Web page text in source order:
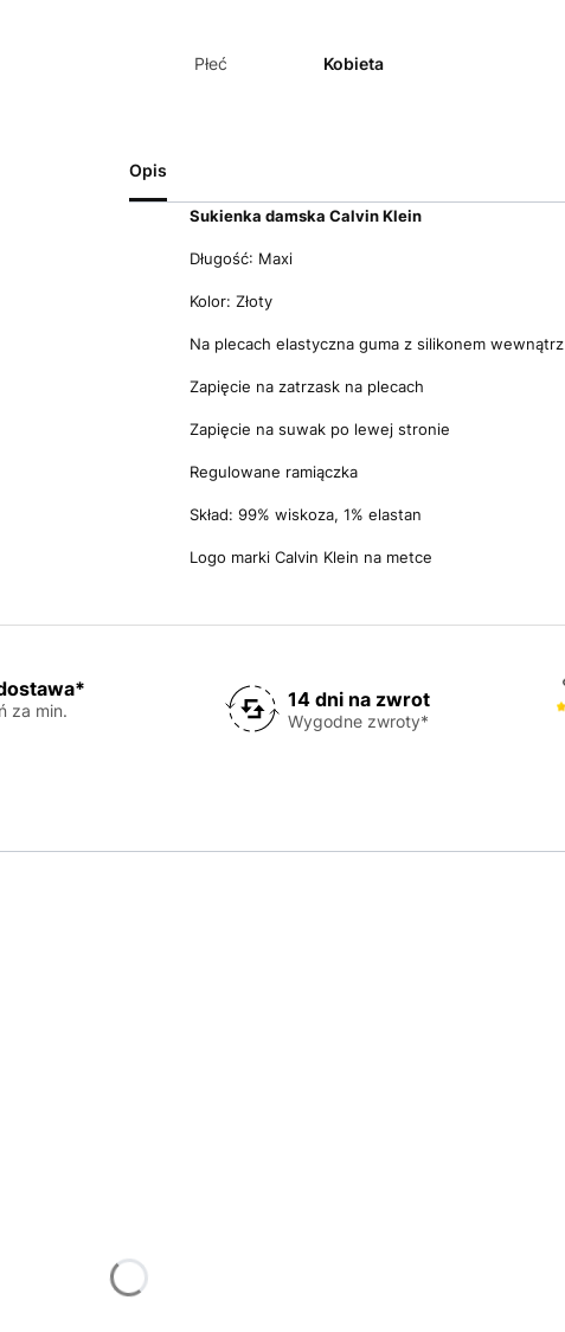
Płeć Kobieta
Opis
Sukienka damska Calvin Klein
Długość: Maxi
Kolor: Złoty
Na plecach elastyczna guma z silikonem wewnątrz
Zapięcie na zatrzask na plecach
Zapięcie na suwak po lewej stronie
Regulowane ramiączka
Skład: 99% wiskoza, 1% elastan
Logo marki Calvin Klein na metce
za min.
14 dni na zwrot
Wygodne zwroty*